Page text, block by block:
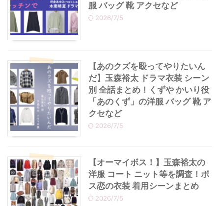
服 バッグ 靴 アクセなど
2026/7/5
【あのクズを殴ってやりたいん
だ】玉森裕太 ドラマ衣装 シーン
別 全話まとめ！くずや かいり役
「あのくず」の洋服 バッグ 靴 ア
クセなど
2026/7/5
【オーマイボス！】玉森裕太の
洋服 コート ニット等を調査！ボ
ス恋の衣装 着用シーンまとめ
2026/7/5